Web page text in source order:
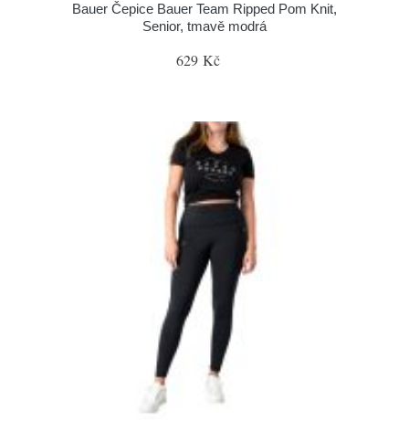
Bauer Čepice Bauer Team Ripped Pom Knit,
Senior, tmavě modrá
629 Kč